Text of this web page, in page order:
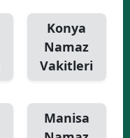
Konya
Namaz
Vakitleri
Manisa